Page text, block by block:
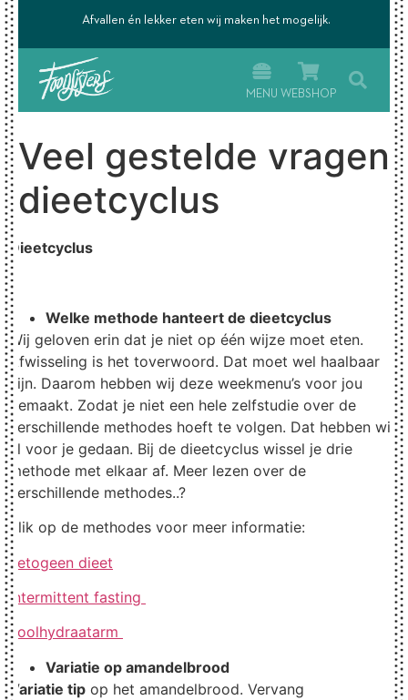
Afvallen én lekker eten wij maken het mogelijk.
MENU WEBSHOP
Veel gestelde vragen
dieetcyclus
Dieetcyclus
Welke methode hanteert de dieetcyclus
Wij geloven erin dat je niet op één wijze moet eten.
Afwisseling is het toverwoord. Dat moet wel haalbaar
zijn. Daarom hebben wij deze weekmenu’s voor jou
gemaakt. Zodat je niet een hele zelfstudie over de
verschillende methodes hoeft te volgen. Dat hebben wij
al voor je gedaan. Bij de dieetcyclus wissel je drie
methode met elkaar af. Meer lezen over de
verschillende methodes..?
Klik op de methodes voor meer informatie:
Ketogeen dieet
Intermittent fasting
Koolhydraatarm
Variatie op amandelbrood
Variatie tip op het amandelbrood. Vervang